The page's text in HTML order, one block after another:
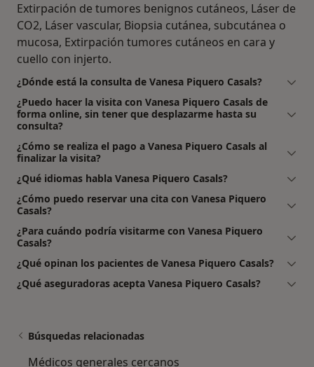
Extirpación de tumores benignos cutáneos, Láser de
CO2, Láser vascular, Biopsia cutánea, subcutánea o
mucosa, Extirpación tumores cutáneos en cara y
cuello con injerto.
¿Dónde está la consulta de Vanesa Piquero Casals?
¿Puedo hacer la visita con Vanesa Piquero Casals de
forma online, sin tener que desplazarme hasta su
consulta?
¿Cómo se realiza el pago a Vanesa Piquero Casals al
finalizar la visita?
¿Qué idiomas habla Vanesa Piquero Casals?
¿Cómo puedo reservar una cita con Vanesa Piquero
Casals?
¿Para cuándo podría visitarme con Vanesa Piquero
Casals?
¿Qué opinan los pacientes de Vanesa Piquero Casals?
¿Qué aseguradoras acepta Vanesa Piquero Casals?
Búsquedas relacionadas
Médicos generales cercanos